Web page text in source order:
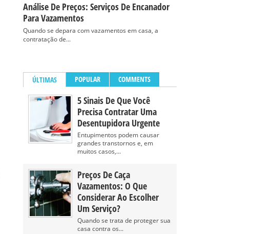
Análise De Preços: Serviços De Encanador
Para Vazamentos
Quando se depara com vazamentos em casa, a
contratação de...
ÚLTIMAS POPULAR COMMENTS
5 Sinais De Que Você
Precisa Contratar Uma
Desentupidora Urgente
Entupimentos podem causar
grandes transtornos e, em
muitos casos,...
Preços De Caça
Vazamentos: O Que
Considerar Ao Escolher
Um Serviço?
Quando se trata de proteger sua
casa contra os...